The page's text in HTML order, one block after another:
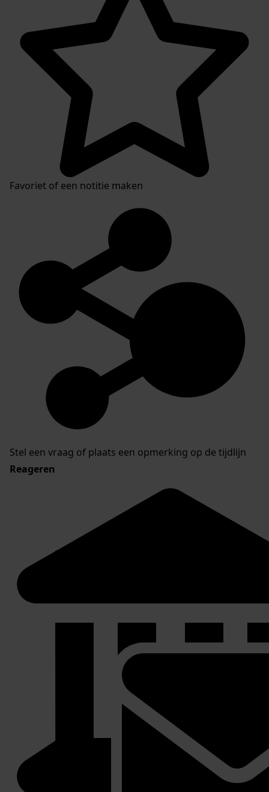
Favoriet of een notitie maken
Stel een vraag of plaats een opmerking op de tijdlijn
Reageren